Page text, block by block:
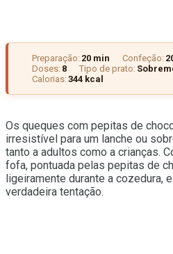
Preparação: 20 min Confeção:
Doses: 8 Tipo de prato:
Calorias:344 kcal
Os queques com pepitas de
irresistível para um lanche ou
tanto a adultos como a crianças.
fofa, pontuada pelas pepitas de
ligeiramente durante a cozedura,
verdadeira tentação.